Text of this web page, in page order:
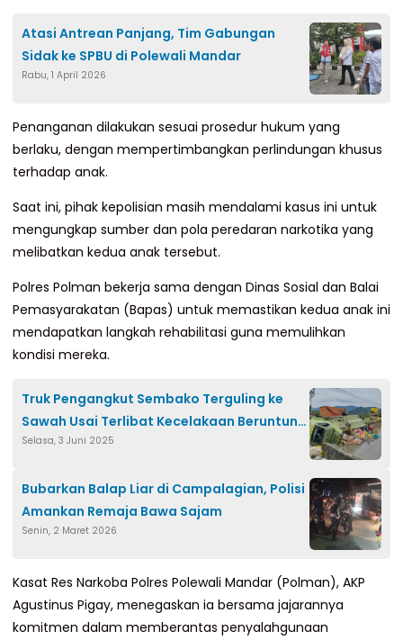
Atasi Antrean Panjang, Tim Gabungan
Sidak ke SPBU di Polewali Mandar
Rabu, 1 April 2026
Penanganan dilakukan sesuai prosedur hukum yang
berlaku, dengan mempertimbangkan perlindungan khusus
terhadap anak.
Saat ini, pihak kepolisian masih mendalami kasus ini untuk
mengungkap sumber dan pola peredaran narkotika yang
melibatkan kedua anak tersebut.
Polres Polman bekerja sama dengan Dinas Sosial dan Balai
Pemasyarakatan (Bapas) untuk memastikan kedua anak ini
mendapatkan langkah rehabilitasi guna memulihkan
kondisi mereka.
Truk Pengangkut Sembako Terguling ke
Sawah Usai Terlibat Kecelakaan Beruntun
di Binuang
Selasa, 3 Juni 2025
Bubarkan Balap Liar di Campalagian, Polisi
Amankan Remaja Bawa Sajam
Senin, 2 Maret 2026
Kasat Res Narkoba Polres Polewali Mandar (Polman), AKP
Agustinus Pigay, menegaskan ia bersama jajarannya
komitmen dalam memberantas penyalahgunaan